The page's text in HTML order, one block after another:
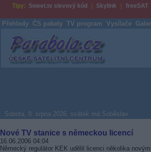
Tipy: Sweet.tv slevový kód Skylink freeSAT
Přehledy ČS pakety TV program Vysílače
Parabola.cz
Sobota, 8. srpna 2026, svátek má Soběslav
Nové TV stanice s německou licencí
16.06.2006 04:04
Německý regulátor KEK udělil licenci několika